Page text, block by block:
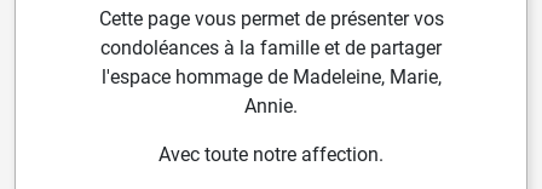
Cette page vous permet de présenter vos
condoléances à la famille et de partager
l'espace hommage de Madeleine, Marie,
Annie.
Avec toute notre affection.